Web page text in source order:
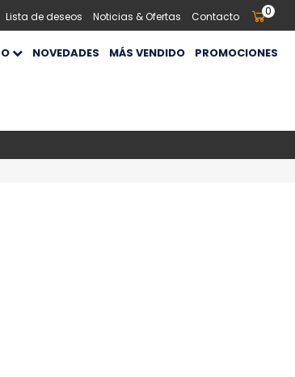
Lista de deseos Noticias & Ofertas Contacto 0
NOVEDADES MÁS VENDIDO PROMOCIONES